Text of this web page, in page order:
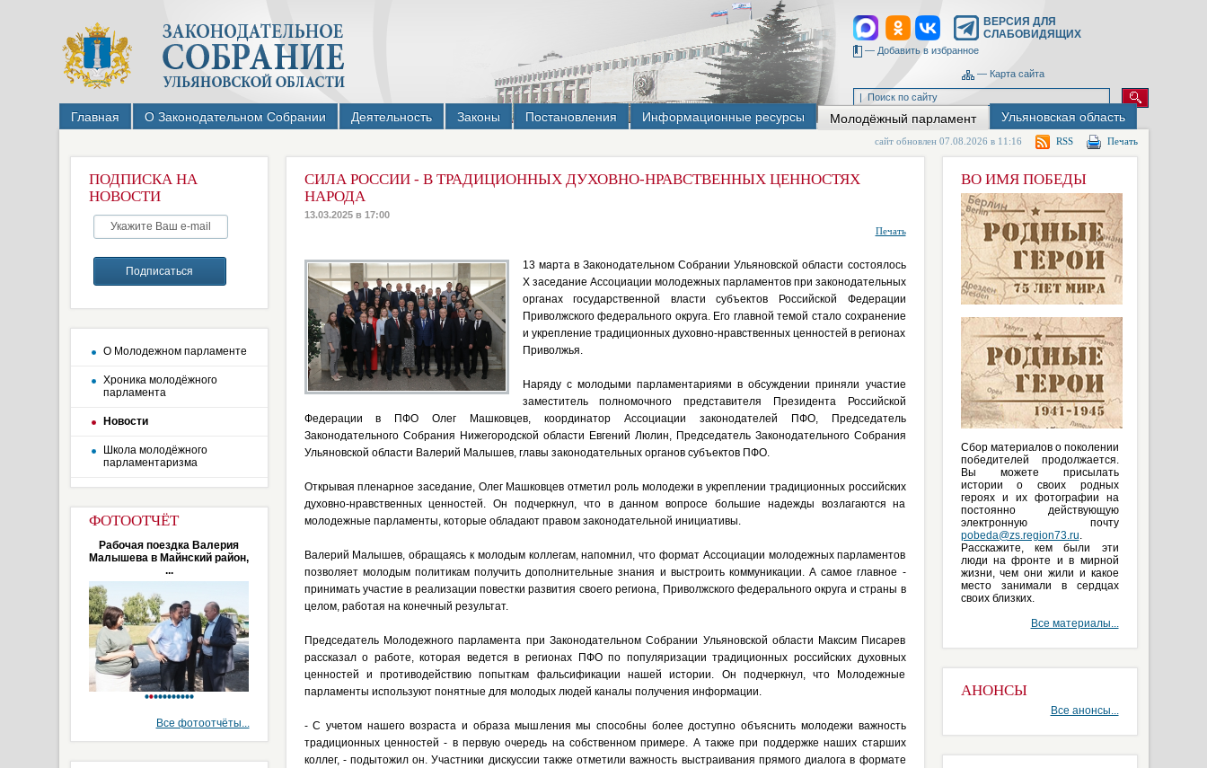
ВЕРСИЯ ДЛЯ
СЛАБОВИДЯЩИХ
— Добавить в избранное
— Карта сайта
Главная О Законодательном Собрании Деятельность Законы Постановления Информационные ресурсы Молодёжный парламент Ульяновская область
сайт обновлен 07.08.2026 в 11:16 RSS Печать
ПОДПИСКА НА
НОВОСТИ
О Молодежном парламенте
Хроника молодёжного
парламента
Новости
Школа молодёжного
парламентаризма
ФОТООТЧЁТ
Рабочая поездка Валерия
Малышева в Майнский район,
...
Все фотоотчёты...
СИЛА РОССИИ - В ТРАДИЦИОННЫХ ДУХОВНО-НРАВСТВЕННЫХ ЦЕННОСТЯХ
НАРОДА
13.03.2025 в 17:00
Печать
13 марта в Законодательном Собрании Ульяновской области состоялось
Х заседание Ассоциации молодежных парламентов при законодательных
органах государственной власти субъектов Российской Федерации
Приволжского федерального округа. Его главной темой стало сохранение
и укрепление традиционных духовно-нравственных ценностей в регионах
Приволжья.
Наряду с молодыми парламентариями в обсуждении приняли участие
заместитель полномочного представителя Президента Российской
Федерации в ПФО Олег Машковцев, координатор Ассоциации законодателей ПФО, Председатель
Законодательного Собрания Нижегородской области Евгений Люлин, Председатель Законодательного Собрания
Ульяновской области Валерий Малышев, главы законодательных органов субъектов ПФО.
Открывая пленарное заседание, Олег Машковцев отметил роль молодежи в укреплении традиционных российских
духовно-нравственных ценностей. Он подчеркнул, что в данном вопросе большие надежды возлагаются на
молодежные парламенты, которые обладают правом законодательной инициативы.
Валерий Малышев, обращаясь к молодым коллегам, напомнил, что формат Ассоциации молодежных парламентов
позволяет молодым политикам получить дополнительные знания и выстроить коммуникации. А самое главное -
принимать участие в реализации повестки развития своего региона, Приволжского федерального округа и страны в
целом, работая на конечный результат.
Председатель Молодежного парламента при Законодательном Собрании Ульяновской области Максим Писарев
рассказал о работе, которая ведется в регионах ПФО по популяризации традиционных российских духовных
ценностей и противодействию попыткам фальсификации нашей истории. Он подчеркнул, что Молодежные
парламенты используют понятные для молодых людей каналы получения информации.
- С учетом нашего возраста и образа мышления мы способны более доступно объяснить молодежи важность
традиционных ценностей - в первую очередь на собственном примере. А также при поддержке наших старших
коллег, - подытожил он. Участники дискуссии также отметили важность выстраивания прямого диалога в формате
ВО ИМЯ ПОБЕДЫ
Сбор материалов о поколении
победителей продолжается.
Вы можете присылать
истории о своих родных
героях и их фотографии на
постоянно действующую
электронную почту
pobeda@zs.region73.ru.
Расскажите, кем были эти
люди на фронте и в мирной
жизни, чем они жили и какое
место занимали в сердцах
своих близких.
Все материалы...
АНОНСЫ
Все анонсы...